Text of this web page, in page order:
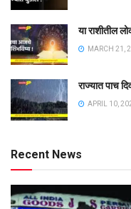
या राशीतील
MARCH 21,
राज्यात पाच
APRIL 10,
Recent News